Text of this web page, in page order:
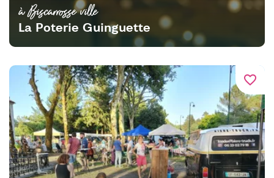
à Biscarrosse ville
La Poterie Guinguette
favorite_border